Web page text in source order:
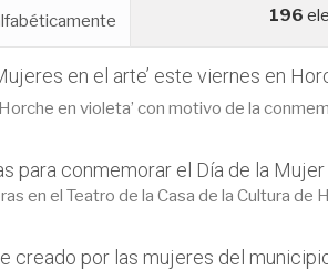
196
en el arte’ este viernes en
en violeta’ con motivo de la
para conmemorar el Día de la Mujer
en el Teatro de la Casa de la Cultura de
creado por las mujeres del